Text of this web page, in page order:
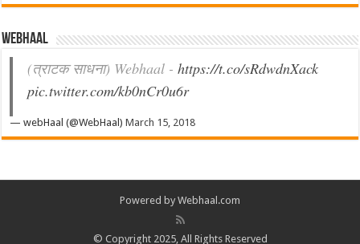
Webhaal
(त्राटक साधना) Webhaal -https://t.co/sRdwdnXack
pic.twitter.com/kb0nCr0u6r
— webHaal (@WebHaal)March 15, 2018
Powered by Webhaal.com
© Copyright 2025, All Rights Reserved